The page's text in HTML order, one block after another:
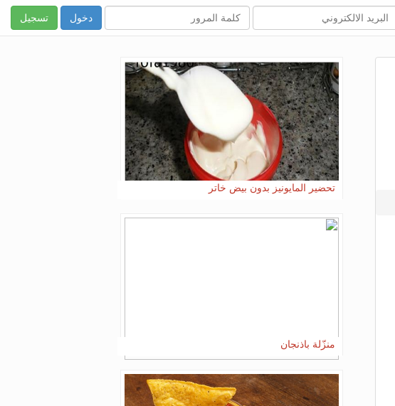
تسجيل
تحضير المايونيز بدون بيض خاتر
منزّلة باذنجان